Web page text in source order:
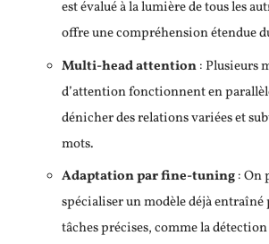
est évalué à la lumière de tous les
offre une compréhension étendue
Multi-head attention: Plusieurs
d’attention fonctionnent en
dénicher des relations variées et
mots.
Adaptation par fine-tuning: On
spécialiser un modèle déjà entraîné
tâches précises, comme la